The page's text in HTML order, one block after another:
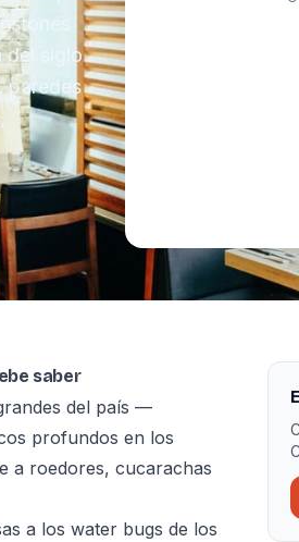
del siglo
paredes
saber
del país —
profundos en los
a roedores, cucarachas
a los water bugs de los